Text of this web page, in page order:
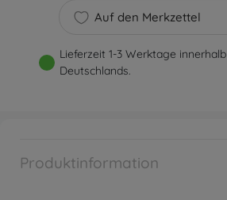
Auf den Merkzettel
Lieferzeit 1-3 Werktage innerhalb
Deutschlands.
Produktinformation